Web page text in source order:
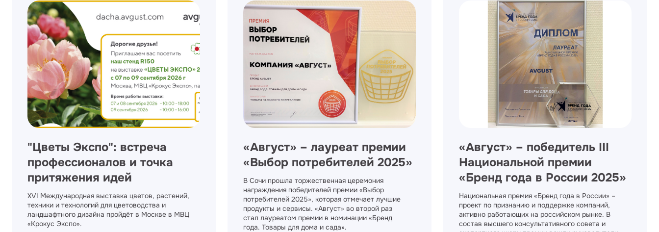
"Цветы Экспо": встреча
профессионалов и точка
притяжения идей
XVI Международная выставка цветов, растений,
техники и технологий для цветоводства и
ландшафтного дизайна пройдёт в Москве в МВЦ
«Крокус Экспо».
​«Август» – лауреат премии
«Выбор потребителей 2025»
В Сочи прошла торжественная церемония
награждения победителей премии «Выбор
потребителей 2025», которая отмечает лучшие
продукты и сервисы. «Август» во второй раз
стал лауреатом премии в номинации «Бренд
года. Товары для дома и сада».
«Август» – победитель III
Национальной премии
«Бренд года в России 2025»
Национальная премия «Бренд года в России» –
проект по признанию и поддержке компаний,
активно работающих на российском рынке. В
состав высшего консультативного совета и